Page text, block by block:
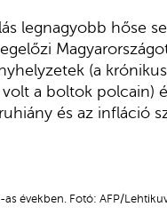
legnagyobb hőse
(a
a boltok polcain)
és az infláció
években. Fotó: AFP/